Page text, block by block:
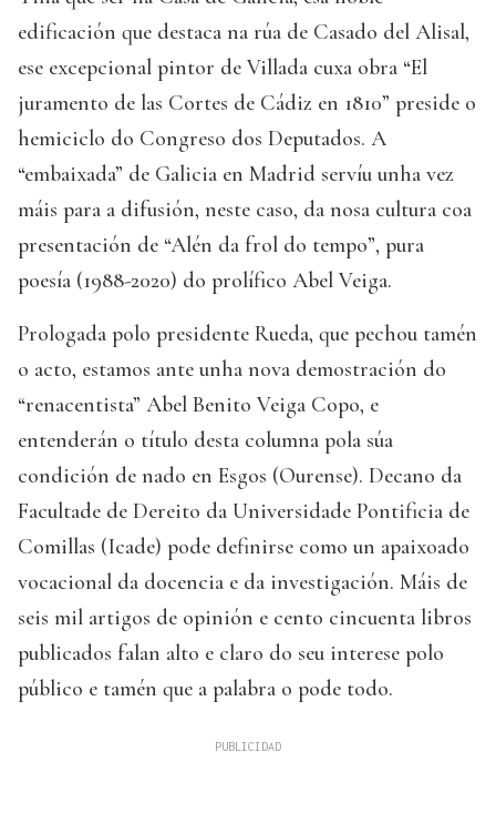
edificación que destaca na rúa de Casado del Alisal,
ese excepcional pintor de Villada cuxa obra “El
juramento de las Cortes de Cádiz en 1810” preside o
hemiciclo do Congreso dos Deputados. A
“embaixada” de Galicia en Madrid servíu unha vez
máis para a difusión, neste caso, da nosa cultura coa
presentación de “Alén da frol do tempo”, pura
poesía (1988-2020) do prolífico Abel Veiga.
Prologada polo presidente Rueda, que pechou tamén
o acto, estamos ante unha nova demostración do
“renacentista” Abel Benito Veiga Copo, e
entenderán o título desta columna pola súa
condición de nado en Esgos (Ourense). Decano da
Facultade de Dereito da Universidade Pontificia de
Comillas (Icade) pode definirse como un apaixoado
vocacional da docencia e da investigación. Máis de
seis mil artigos de opinión e cento cincuenta libros
publicados falan alto e claro do seu interese polo
público e tamén que a palabra o pode todo.